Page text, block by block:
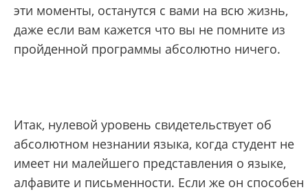
эти моменты, останутся с вами на всю жизнь,
даже если вам кажется что вы не помните из
пройденной программы абсолютно ничего.
Итак, нулевой уровень свидетельствует об
абсолютном незнании языка, когда студент не
имеет ни малейшего представления о языке,
алфавите и письменности. Если же он способен